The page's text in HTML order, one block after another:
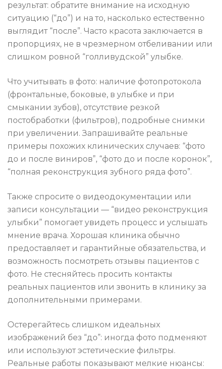
результат: обратите внимание на исходную
ситуацию (“до”) и на то, насколько естественно
выглядит “после”. Часто красота заключается в
пропорциях, не в чрезмерном отбеливании или
слишком ровной “голливудской” улыбке.
Что учитывать в фото: наличие фотопротокола
(фронтальные, боковые, в улыбке и при
смыкании зубов), отсутствие резкой
постобработки (фильтров), подробные снимки
при увеличении. Запрашивайте реальные
примеры похожих клинических случаев: “фото
до и после виниров”, “фото до и после коронок”,
“полная реконструкция зубного ряда фото”.
Также спросите о видеодокументации или
записи консультации — “видео реконструкция
улыбки” помогает увидеть процесс и услышать
мнение врача. Хорошая клиника обычно
предоставляет и гарантийные обязательства, и
возможность посмотреть отзывы пациентов с
фото. Не стесняйтесь просить контакты
реальных пациентов или звонить в клинику за
дополнительными примерами.
Остерегайтесь слишком идеальных
изображений без “до”: иногда фото подменяют
или используют эстетические фильтры.
Реальные работы показывают мелкие нюансы: